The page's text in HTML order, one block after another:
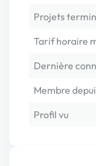
Projets
Tarif horaire
Dernière
Membre
Profil vu